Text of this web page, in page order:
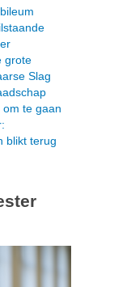
grote
Slag
te gaan
blikt terug